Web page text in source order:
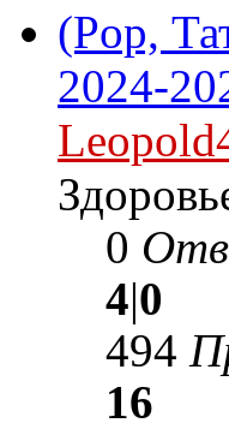
(Pop,
2024-
0
4|0
494
16